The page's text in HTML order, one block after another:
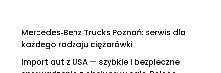
Mercedes‑Benz Trucks Poznań: serwis dla
każdego rodzaju ciężarówki
Import aut z USA — szybkie i bezpieczne